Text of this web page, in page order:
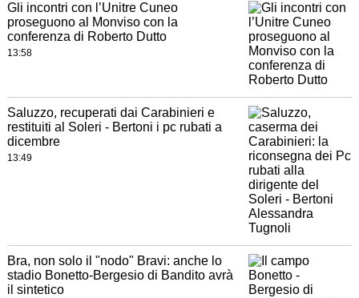
Gli incontri con l’Unitre Cuneo
proseguono al Monviso con la
conferenza di Roberto Dutto
13:58
Saluzzo, recuperati dai Carabinieri e
restituiti al Soleri - Bertoni i pc rubati a
dicembre
13:49
Bra, non solo il "nodo" Bravi: anche lo
stadio Bonetto-Bergesio di Bandito avrà
il sintetico